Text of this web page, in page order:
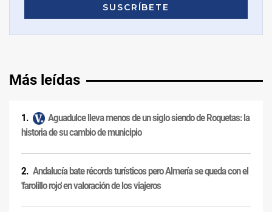
Más leídas
Aguadulce lleva menos de un siglo siendo de Roquetas: la
historia de su cambio de municipio
Andalucía bate récords turísticos pero Almería se queda con el
'farolillo rojo' en valoración de los viajeros